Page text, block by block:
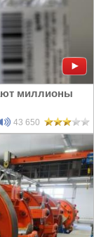
миллионы
43 650